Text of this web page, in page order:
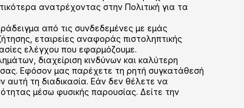
ανατρέχοντας στην Πολιτική για τα
από τις συνδεδεμένες με εμάς
εταιρείες αναφοράς πιστοληπτικής
ελέγχου που εφαρμόζουμε.
διαχείριση κινδύνων και καλύτερη
Εφόσον μας παρέχετε τη ρητή συγκατάθεσή
αυτή τη διαδικασία. Εάν δεν θέλετε να
μέσω φυσικής παρουσίας. Δείτε την